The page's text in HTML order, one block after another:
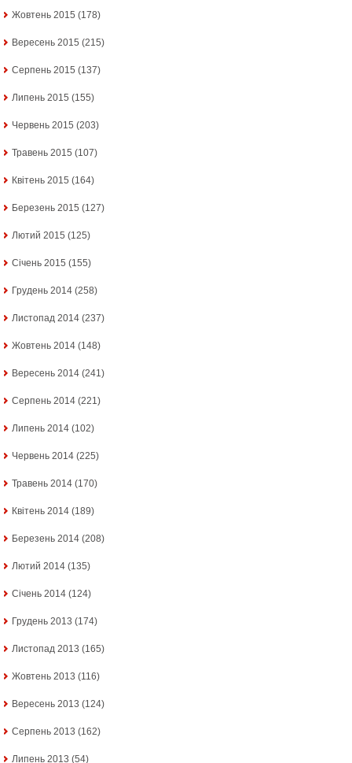
Жовтень 2015 (178)
Вересень 2015 (215)
Серпень 2015 (137)
Липень 2015 (155)
Червень 2015 (203)
Травень 2015 (107)
Квітень 2015 (164)
Березень 2015 (127)
Лютий 2015 (125)
Січень 2015 (155)
Грудень 2014 (258)
Листопад 2014 (237)
Жовтень 2014 (148)
Вересень 2014 (241)
Серпень 2014 (221)
Липень 2014 (102)
Червень 2014 (225)
Травень 2014 (170)
Квітень 2014 (189)
Березень 2014 (208)
Лютий 2014 (135)
Січень 2014 (124)
Грудень 2013 (174)
Листопад 2013 (165)
Жовтень 2013 (116)
Вересень 2013 (124)
Серпень 2013 (162)
Липень 2013 (54)